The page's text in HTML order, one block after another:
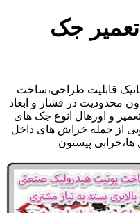
جک
قابلیت طراحی،ساخت
محدودیت در فشار و ابعاد
و اورهال انوع جک های
از جمله خراش های داخل
ها،خرابی پیستون